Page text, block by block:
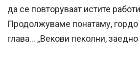
да се повторуваат истите
Продолжуваме понатаму, гордо
глава… „Векови пеколни,